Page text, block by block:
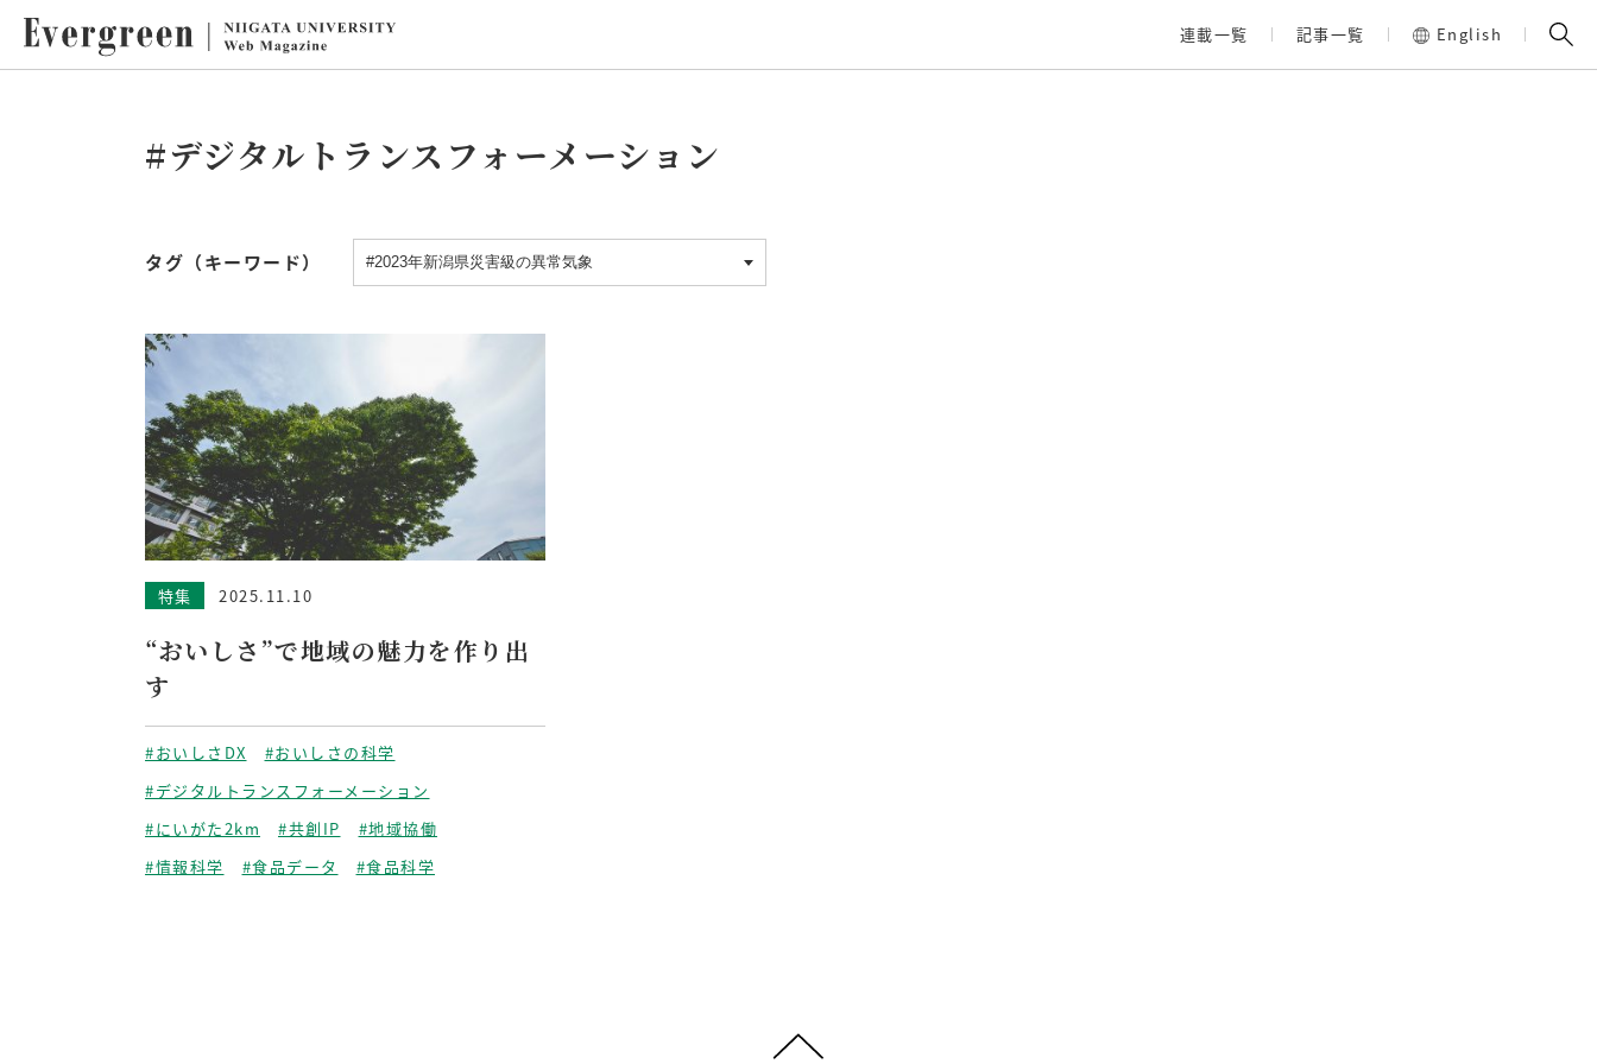
連載一覧 記事一覧 English
#デジタルトランスフォーメーション
タグ（キーワード）
特集 2025.11.10
“おいしさ”で地域の魅力を作り出
す
#おいしさDX
#おいしさの科学
#デジタルトランスフォーメーション
#にいがた2km
#共創IP
#地域協働
#情報科学
#食品データ #食品科学